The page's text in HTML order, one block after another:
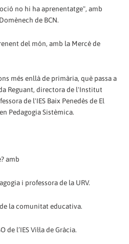
no hi ha aprenentatge", amb
de BCN.
del món, amb la Mercè de
més enllà de primària, què passa a
Reguant, directora de l'Institut
de l'IES Baix Penedès de El
Pedagogia Sistèmica.
amb
i professora de la URV.
la comunitat educativa.
de l’IES Vil·la de Gràcia.